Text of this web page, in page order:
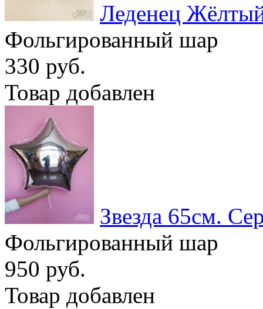
Леденец
Фольгированный шар
330 руб.
Товар добавлен
Звезда 65см.
Фольгированный шар
950 руб.
Товар добавлен